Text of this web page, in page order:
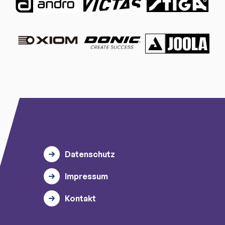
Datenschutz
Impressum
Kontakt